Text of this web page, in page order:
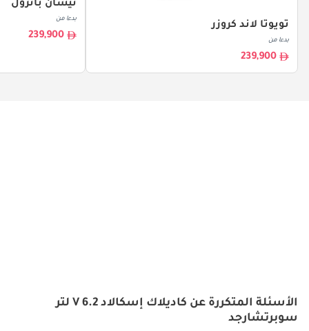
تويوتا لاند كروزر
بدءا من
239,900
نيسان باترول
بدءا من
239,900
الأسئلة المتكررة عن كاديلاك إسكالاد V 6.2 لتر
سوبرتشارجد